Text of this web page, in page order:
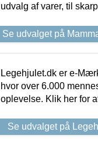
udvalg af varer, til
Se udvalget på
Legehjulet.dk er e-
hvor over 6.000
oplevelse. Klik her for
Se udvalget på